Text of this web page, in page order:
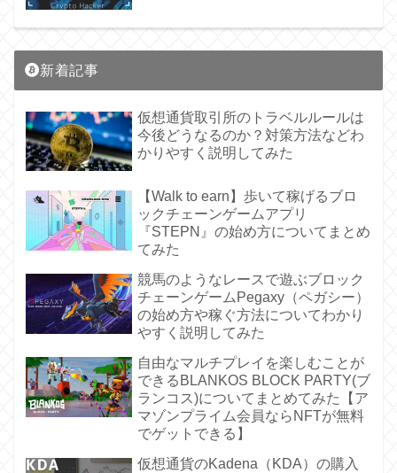
新着記事
仮想通貨取引所のトラベルルールは
今後どうなるのか？対策方法などわ
かりやすく説明してみた
【Walk to earn】歩いて稼げるブロ
ックチェーンゲームアプリ
『STEPN』の始め方についてまとめ
てみた
競馬のようなレースで遊ぶブロック
チェーンゲームPegaxy（ペガシー）
の始め方や稼ぐ方法についてわかり
やすく説明してみた
自由なマルチプレイを楽しむことが
できるBLANKOS BLOCK PARTY(ブ
ランコス)についてまとめてみた【ア
マゾンプライム会員ならNFTが無料
でゲットできる】
仮想通貨のKadena（KDA）の購入